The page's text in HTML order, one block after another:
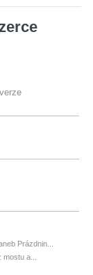
Prázdnin...
a...